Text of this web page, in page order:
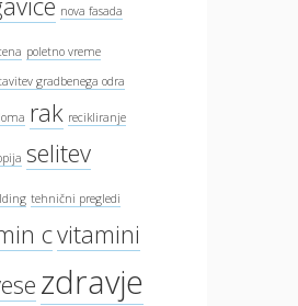
nova fasada
poletno vreme
gradbenega odra
rak recikliranje
selitev
tehnični pregledi
cvitamini
zdravje